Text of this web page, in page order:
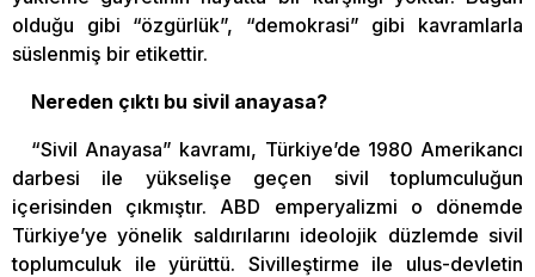
olduğu gibi “özgürlük”, “demokrasi” gibi kavramlarla
süslenmiş bir etikettir.
Nereden çıktı bu sivil anayasa?
“Sivil Anayasa” kavramı, Türkiye’de 1980 Amerikancı
darbesi ile yükselişe geçen sivil toplumculuğun
içerisinden çıkmıştır. ABD emperyalizmi o dönemde
Türkiye’ye yönelik saldırılarını ideolojik düzlemde sivil
toplumculuk ile yürüttü. Sivilleştirme ile ulus-devletin